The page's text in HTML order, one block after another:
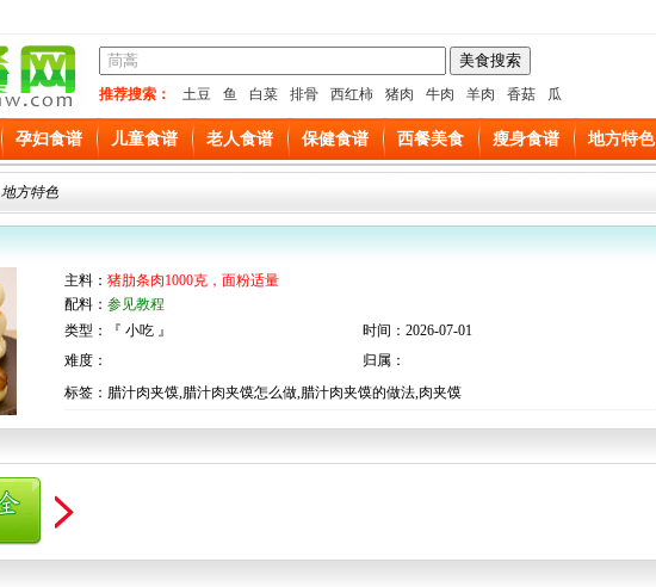
推荐搜索： 土豆 鱼 白菜 排骨 西红柿 猪肉 牛肉 羊肉 香菇 瓜
孕妇食谱 儿童食谱 老人食谱 保健食谱 西餐美食 瘦身食谱 地方特色
地方特色
主料： 猪肋条肉1000克，面粉适量
配料： 参见教程
类型：『 小吃 』
时间：2026-07-01
难度：
归属：
标签：腊汁肉夹馍,腊汁肉夹馍怎么做,腊汁肉夹馍的做法,肉夹馍